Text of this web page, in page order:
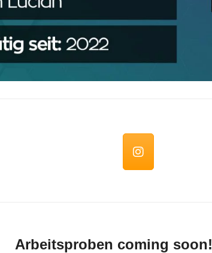
Arbeitsproben coming soon!